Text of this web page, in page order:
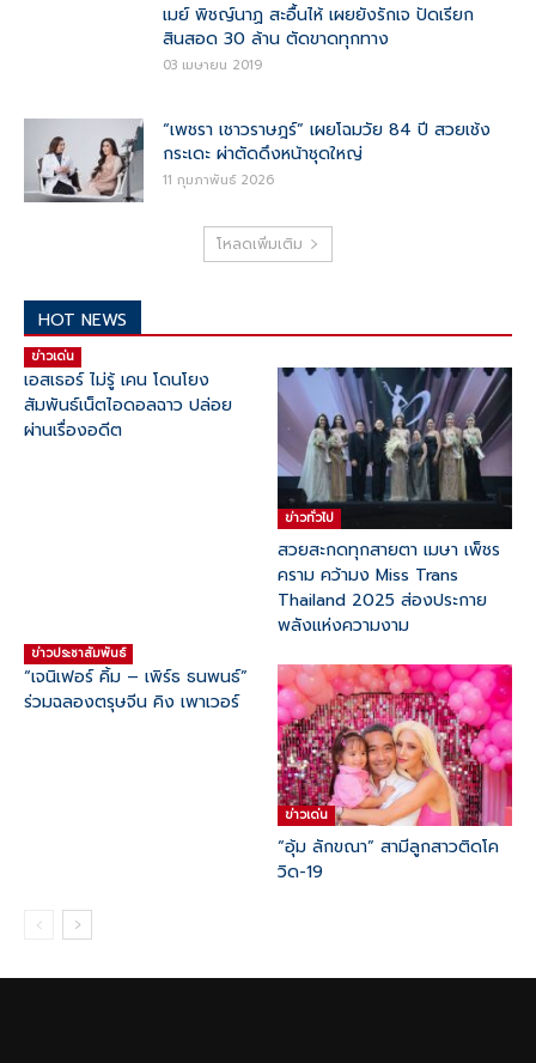
เมย์ พิชญ์นาฏ สะอื้นไห้ เผยยังรักเจ ปัดเรียก
สินสอด 30 ล้าน ตัดขาดทุกทาง
03 เมษายน 2019
“เพชรา เชาวราษฎร์” เผยโฉมวัย 84 ปี สวยเช้ง
กระเดะ ผ่าตัดดึงหน้าชุดใหญ่
11 กุมภาพันธ์ 2026
โหลดเพิ่มเติม
HOT NEWS
ข่าวเด่น
เอสเธอร์ ไม่รู้ เคน โดนโยง
สัมพันธ์เน็ตไอดอลฉาว ปล่อย
ผ่านเรื่องอดีต
ข่าวทั่วไป
สวยสะกดทุกสายตา เมษา เพ็ชร
คราม คว้ามง Miss Trans
Thailand 2025 ส่องประกาย
พลังแห่งความงาม
ข่าวประชาสัมพันธ์
“เจนิเฟอร์ คิ้ม – เพิร์ธ ธนพนธ์”
ร่วมฉลองตรุษจีน คิง เพาเวอร์
ข่าวเด่น
“อุ้ม ลักขณา” สามีลูกสาวติดโค
วิด-19